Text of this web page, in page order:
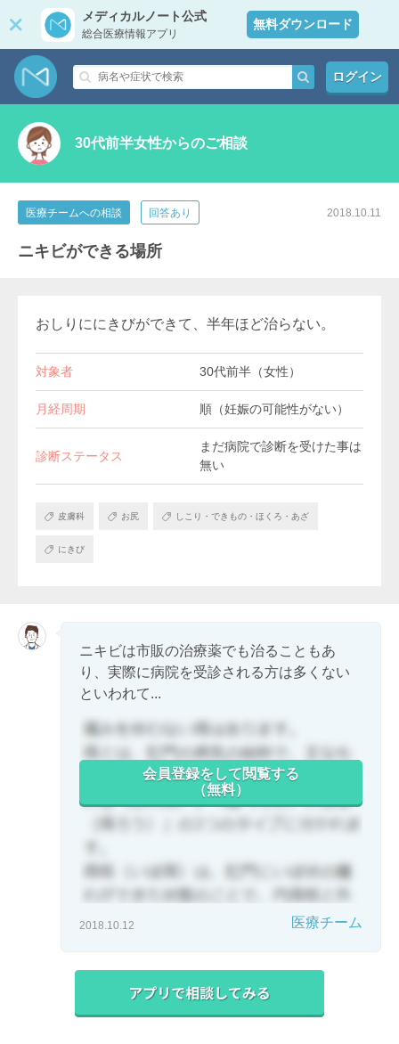
メディカルノート公式
総合医療情報アプリ
無料ダウンロード
ログイン
30代前半女性からのご相談
医療チームへの相談 回答あり 2018.10.11
ニキビができる場所
おしりににきびができて、半年ほど治らない。
対象者 30代前半（女性）
月経周期 順（妊娠の可能性がない）
診断ステータス
まだ病院で診断を受けた事は
無い
皮膚科 お尻 しこり・できもの・ほくろ・あざ
にきび
ニキビは市販の治療薬でも治ることもあ
り、実際に病院を受診される方は多くない
といわれて...
会員登録をして閲覧する
（無料）
2018.10.12 医療チーム